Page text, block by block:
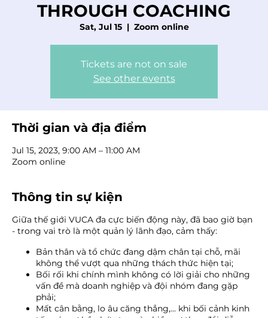
THROUGH COACHING
Sat, Jul 15
  |
Zoom online
Tickets are not on sale
See other events
Thời gian và địa điểm
Jul 15, 2023, 9:00 AM – 11:00 AM
Zoom online
Thông tin sự kiện
Giữa thế giới VUCA đa cực biến động này, đã bao giờ bạn
- trong vai trò là một quản lý lãnh đạo, cảm thấy:
Bản thân và tổ chức đang dậm chân tại chỗ, mãi
không thể vượt qua những thách thức hiện tại;
Bối rối khi chính mình không có lời giải cho những
vấn đề mà doanh nghiệp và đội nhóm đang gặp
phải;
Mất cân bằng, lo âu căng thẳng,... khi bối cảnh kinh